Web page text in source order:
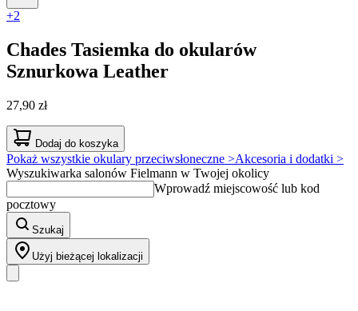
+2
Chades Tasiemka do okularów
Sznurkowa Leather
27,90 zł
Dodaj do koszyka
Pokaż wszystkie okulary przeciwsłoneczne >Akcesoria i dodatki >
Wyszukiwarka salonów Fielmann w Twojej okolicy
Wprowadź miejscowość lub kod
pocztowy
Szukaj
Użyj bieżącej lokalizacji